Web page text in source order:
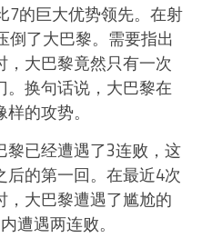
7的巨大优势领先。在射
倒了大巴黎。需要指出
大巴黎竟然只有一次
。换句话说，大巴黎在
的攻势。
已经遭遇了3连败，这
的第一回。在最近4次
大巴黎遭遇了尴尬的
遭遇两连败。